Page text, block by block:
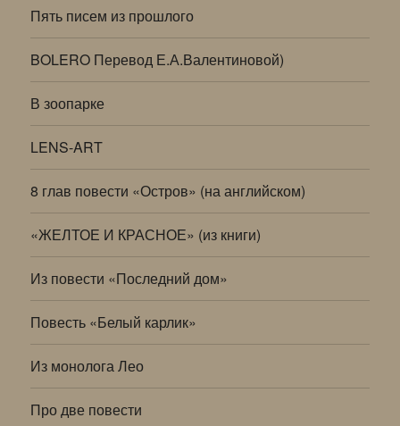
Пять писем из прошлого
BOLERO Перевод Е.А.Валентиновой)
В зоопарке
LENS-ART
8 глав повести «Остров» (на английском)
«ЖЕЛТОЕ И КРАСНОЕ» (из книги)
Из повести «Последний дом»
Повесть «Белый карлик»
Из монолога Лео
Про две повести